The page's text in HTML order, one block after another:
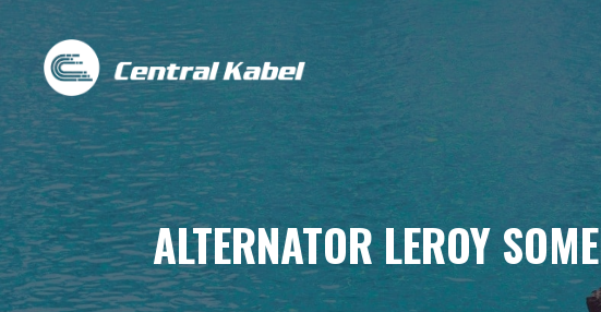
to
content
ALTERNATOR LEROY